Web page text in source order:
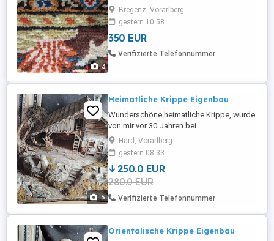
3
Sogenannter Hochzeitsteppich. Maße: 90
150 cm
Bregenz, Vorarlberg
gestern 10:58
350 EUR
Verifizierte Telefonnummer
5
Heimatliche Krippe Eigenbau
Wunderschöne heimatliche Krippe, wurde
von mir vor 30 Jahren bei
Krippenbauverein Hard gebaut. Sie trägt
die Nummer 34. Die Krippe ist ca. 80x70
cm und rund 50 cm hoch. Sie ist mit 5
Lampen beleuchtet und in einem guten
Zustand. Ich würde mich freuen, wenn ich
die Krippe an eine Liebhaber weitergeben
...
Hard, Vorarlberg
gestern 08:33
250.0 EUR
280.0 EUR
Verifizierte Telefonnummer
Orientalische Krippe Eigenbau